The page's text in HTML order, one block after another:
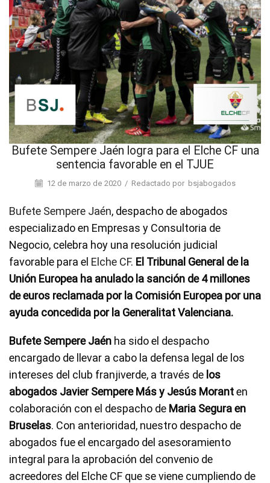
Bufete Sempere Jaén logra para el Elche CF una
sentencia favorable en el TJUE
12 de marzo de 2020 / Redactado por bsjabogados
Bufete Sempere Jaén, despacho de abogados
especializado en Empresas y Consultoria de
Negocio, celebra hoy una resolución judicial
favorable para el Elche CF. El Tribunal General de la
Unión Europea ha anulado la sanción de 4 millones
de euros reclamada por la Comisión Europea por una
ayuda concedida por la Generalitat Valenciana.
Bufete Sempere Jaén ha sido el despacho
encargado de llevar a cabo la defensa legal de los
intereses del club franjiverde, a través de los
abogados Javier Sempere Más y Jesús Moranten
colaboración con el despacho de Maria Segura en
Bruselas. Con anterioridad, nuestro despacho de
abogados fue el encargado del asesoramiento
integral para la aprobación del convenio de
acreedores del Elche CF que se viene cumpliendo de